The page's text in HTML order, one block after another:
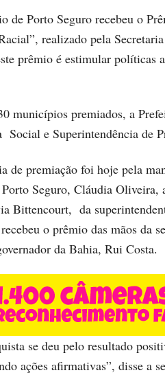
de Porto Seguro recebeu o
realizado pela
prêmio é estimular políticas
municípios premiados, a
Social e Superintendência de
de premiação foi hoje pela
Seguro, Cláudia Oliveira,
Bittencourt, da
o prêmio das mãos da
da Bahia, Rui Costa.
se deu pelo resultado
ações afirmativas”, disse a